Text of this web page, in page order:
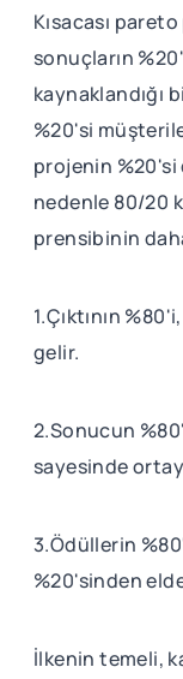
Kısacası
sonuçların
kaynaklandığı
%20'si
projenin %20'si
nedenle 80/20
prensibinin
1.Çıktının
gelir.
2.Sonucun
sayesinde
3.Ödüllerin
%20'sinden
İlkenin temeli,